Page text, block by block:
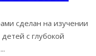
сделан на изучении
с глубокой